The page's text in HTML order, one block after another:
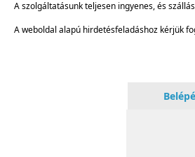
A szolgáltatásunk teljesen ingyenes, és
A weboldal alapú hirdetésfeladáshoz kérjük